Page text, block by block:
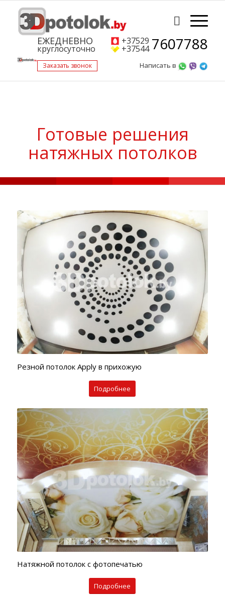
ЕЖЕДНЕВНО
круглосуточно
Заказать звонок
+37529
+37544 7607788
Написать в
Готовые решения
натяжных потолков
Резной потолок Apply в прихожую
Подробнее
Натяжной потолок с фотопечатью
Подробнее
Контактная
информация